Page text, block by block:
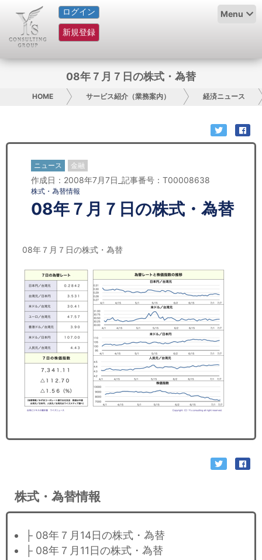
ログイン
新規登録
Menu
HOME
サービス紹介
グループ概要
日本人にPR
コンサルティング
経済ニュース
労務顧問
ＩＴ
飲食店情報
08年７月７日の株式・為替
HOME サービス紹介（業務案内） 経済ニュース
ニュース 金融
作成日：2008年7月7日_記事番号：T00008638
株式・為替情報
08年７月７日の株式・為替
08年７月７日の株式・為替
株式・為替情報
├ 08年７月14日の株式・為替
├ 08年７月11日の株式・為替